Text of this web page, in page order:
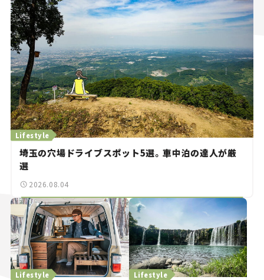
Lifestyle
埼玉の穴場ドライブスポット5選。車中泊の達人が厳
選
2026.08.04
Lifestyle Lifestyle